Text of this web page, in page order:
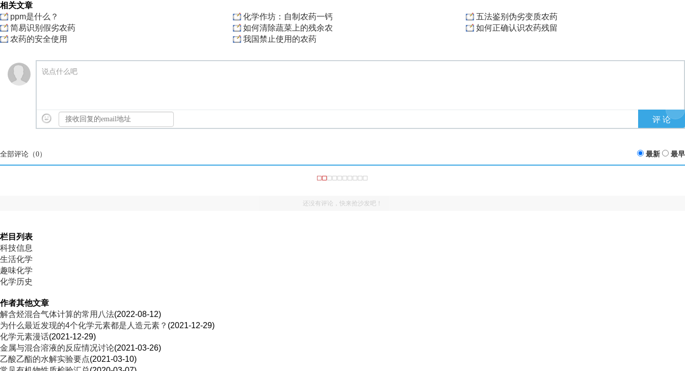
相关文章
ppm是什么？
化学作坊：自制农药一钙
五法鉴别伪劣变质农药
简易识别假劣农药
如何清除蔬菜上的残余农
如何正确认识农药残留
农药的安全使用
我国禁止使用的农药
说点什么吧
全部评论（0） 最新 最早
还没有评论，快来抢沙发吧！
栏目列表
科技信息
生活化学
趣味化学
化学历史
作者其他文章
解含烃混合气体计算的常用八法(2022-08-12)
为什么最近发现的4个化学元素都是人造元素？ (2021-12-29)
化学元素漫话(2021-12-29)
金属与混合溶液的反应情况讨论(2021-03-26)
乙酸乙酯的水解实验要点(2021-03-10)